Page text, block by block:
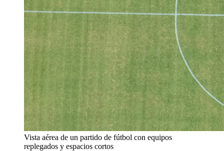
Vista aérea de un partido de fútbol con equipos
replegados y espacios cortos